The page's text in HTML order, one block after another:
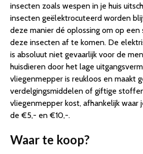
insecten zoals wespen in je huis
insecten geëlektrocuteerd worden
deze manier dé oplossing om op een
deze insecten af te komen. De
is absoluut niet gevaarlijk voor de
huisdieren door het lage
vliegenmepper is reukloos en maakt
verdelgingsmiddelen of giftige
vliegenmepper kost, afhankelijk waar
de €5,- en €10,-.
Waar te koop?